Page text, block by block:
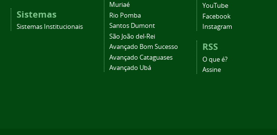
Sistemas
Sistemas Institucionais
Muriaé
Rio Pomba
Santos Dumont
São João del-Rei
Avançado Bom Sucesso
Avançado Cataguases
Avançado Ubá
YouTube
Facebook
Instagram
RSS
O que é?
Assine